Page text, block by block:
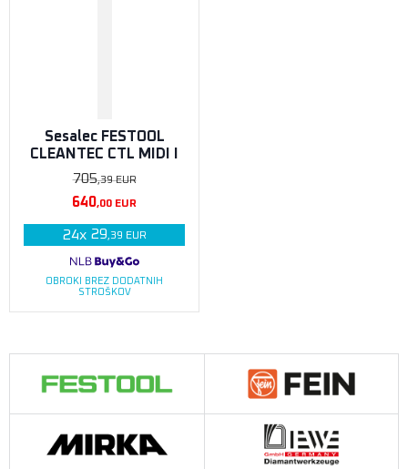
Sesalec FESTOOL
CLEANTEC CTL MIDI I
705,39EUR
640,00 EUR
24x 29,39 EUR
OBROKI BREZ DODATNIH
STROŠKOV